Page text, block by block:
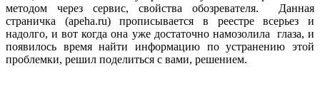
методом через сервис, свойства обозревателя. Данная
страничка (apeha.ru) прописывается в реестре всерьез и
надолго, и вот когда она уже достаточно намозолила глаза, и
появилось время найти информацию по устранению этой
проблемки, решил поделиться с вами, решением.